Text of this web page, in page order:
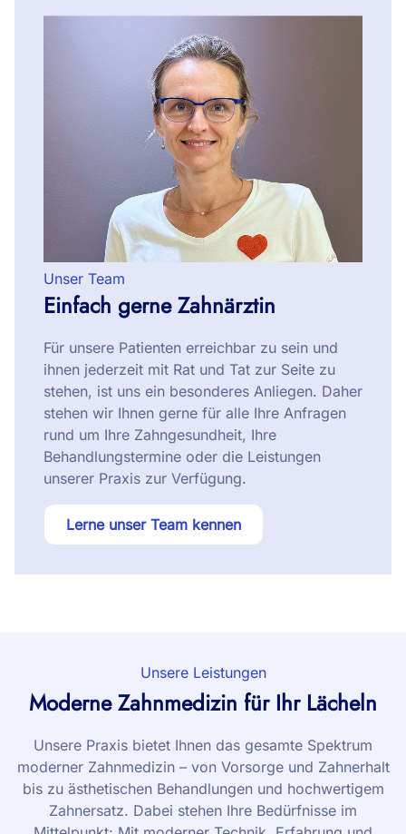
Unser Team
Einfach gerne Zahnärztin
Für unsere Patienten erreichbar zu sein und
ihnen jederzeit mit Rat und Tat zur Seite zu
stehen, ist uns ein besonderes Anliegen. Daher
stehen wir Ihnen gerne für alle Ihre Anfragen
rund um Ihre Zahngesundheit, Ihre
Behandlungstermine oder die Leistungen
unserer Praxis zur Verfügung.
Lerne unser Team kennen
Unsere Leistungen
Moderne Zahnmedizin für Ihr Lächeln
Unsere Praxis bietet Ihnen das gesamte Spektrum
moderner Zahnmedizin – von Vorsorge und Zahnerhalt
bis zu ästhetischen Behandlungen und hochwertigem
Zahnersatz. Dabei stehen Ihre Bedürfnisse im